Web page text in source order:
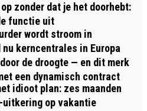
zonder dat je het doorhebt:
functie uit
wordt stroom in
nu kerncentrales in Europa
de droogte — en dit merk
een dynamisch contract
idioot plan: zes maanden
uitkering op vakantie